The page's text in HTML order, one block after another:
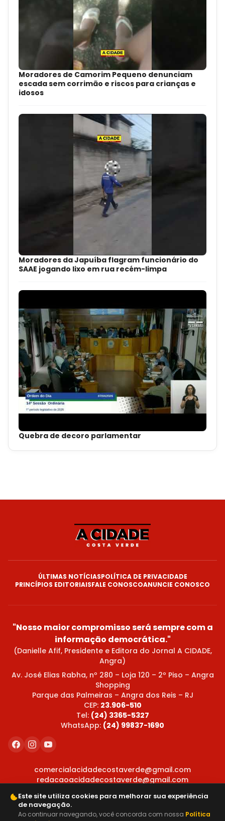
Moradores de Camorim Pequeno denunciam
escada sem corrimão e riscos para crianças e
idosos
Moradores da Japuíba flagram funcionário do
SAAE jogando lixo em rua recém-limpa
Quebra de decoro parlamentar
ÚLTIMAS NOTÍCIASPOLÍTICA DE PRIVACIDADE
PRINCÍPIOS EDITORIAISFALE CONOSCOANUNCIE CONOSCO
"Nosso maior compromisso será sempre com a
informação democrática."
(Danielle Afif, Presidente e Editora do Jornal A CIDADE,
Angra)
Av. José Elias Rabha, nº 280 – Loja 120 – 2º Piso – Angra
Shopping
Parque das Palmeiras – Angra dos Reis – RJ
CEP: 23.906-510
Tel: (24) 3365-5327
WhatsApp: (24) 99837-1690
comercialacidadecostaverde@gmail.com
redacaoacidadecostaverde@gmail.com
Este site utiliza cookies para melhorar sua experiência
de navegação.
Ao continuar navegando, você concorda com nossa Política